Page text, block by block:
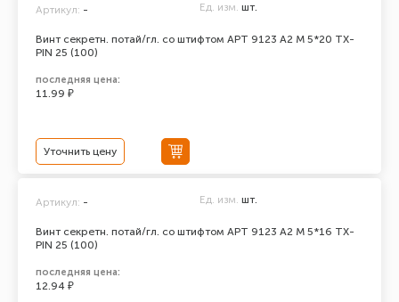
Винт секретн. потай/гл. со штифтом АРТ 9123 А2 M 5*20 TX-
PIN 25 (100)
Артикул: - Ед. изм. шт.
последняя цена:
11.99 ₽
Уточнить цену
Винт секретн. потай/гл. со штифтом АРТ 9123 А2 M 5*16 TX-
PIN 25 (100)
Артикул: - Ед. изм. шт.
последняя цена:
12.94 ₽